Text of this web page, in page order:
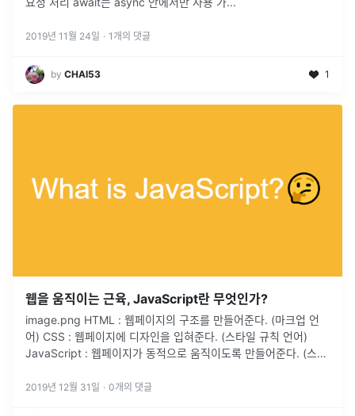
2019년 11월 24일 · 1 개의 댓글
by CHAI53 1
웹을 움직이는 근육, JavaScript란 무엇인가?
image.png HTML : 웹페이지의 구조를 만들어준다. (마크업 언
어) CSS : 웹페이지에 디자인을 입혀준다. (스타일 규칙 언어)
JavaScript : 웹페이지가 동적으로 움직이도록 만들어준다. (스크
언어이자 객체기반의 스크립트 프로그래밍 언어이며 HTML의 특
2019년 12월 31일 · 0개의 댓글